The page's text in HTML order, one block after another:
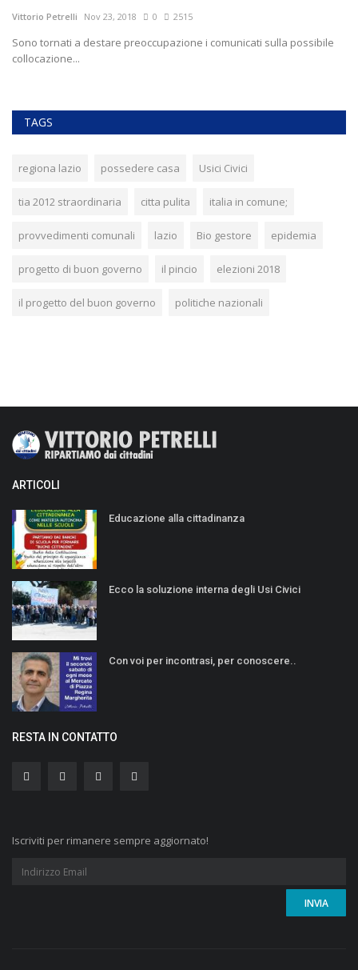
Vittorio Petrelli Nov 23, 2018 0 2515
Sono tornati a destare preoccupazione i comunicati sulla possibile
collocazione...
TAGS
regiona lazio possedere casa Usici Civici
tia 2012 straordinaria citta pulita italia in comune;
provvedimenti comunali lazio Bio gestore epidemia
progetto di buon governo il pincio elezioni 2018
il progetto del buon governo politiche nazionali
ARTICOLI
Educazione alla cittadinanza
Ecco la soluzione interna degli Usi Civici
Con voi per incontrasi, per conoscere..
RESTA IN CONTATTO
Iscriviti per rimanere sempre aggiornato!